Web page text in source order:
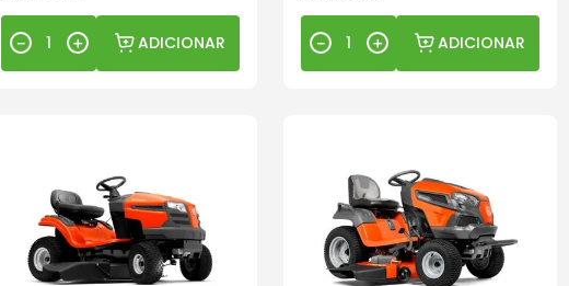
＋
－ ADICIONAR ＋
－ ADICIONAR